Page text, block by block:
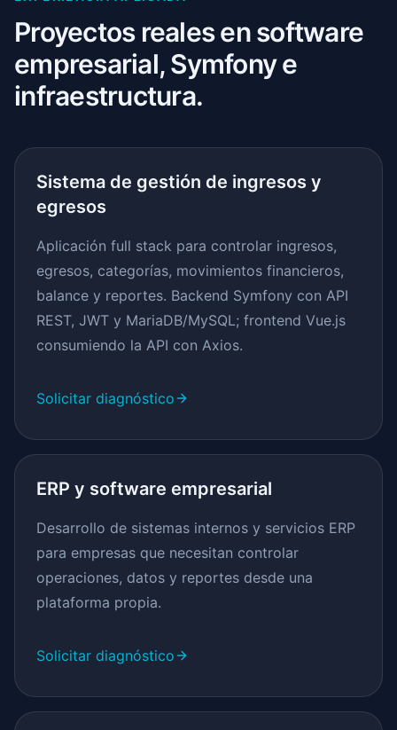
Proyectos reales en software
empresarial, Symfony e
infraestructura.
Sistema de gestión de ingresos y
egresos
Aplicación full stack para controlar ingresos,
egresos, categorías, movimientos financieros,
balance y reportes. Backend Symfony con API
REST, JWT y MariaDB/MySQL; frontend Vue.js
consumiendo la API con Axios.
Solicitar diagnóstico
ERP y software empresarial
Desarrollo de sistemas internos y servicios ERP
para empresas que necesitan controlar
operaciones, datos y reportes desde una
plataforma propia.
Solicitar diagnóstico